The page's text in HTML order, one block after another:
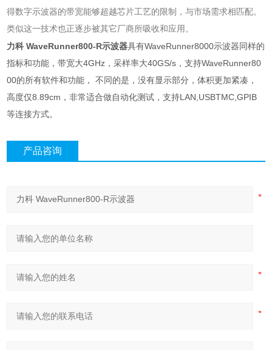
得数字示波器的带宽能够超越芯片工艺的限制，与市场需求相匹配。
类似这一技术也正逐步被其它厂商所吸收和应用 。
力科 WaveRunner800-R示波器具有WaveRunner8000示波器同样的
指标和功能，带宽大4GHz，采样率大40GS/s，支持WaveRunner80
00的所有软件和功能， 不同的是，没有显示部分，体积更加紧凑，
高度仅8.89cm，非常适合做自动化测试，支持LAN,USBTMC,GPIB
等连接方式。
产品咨询